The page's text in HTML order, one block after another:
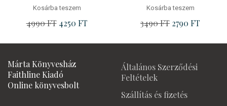
Kosárba teszem
4990FT Original
was:
4250 FTCurrent
is:
Kosárba teszem
3490FT Original
was:
2790 FT
is:
Márta Könyvesház
Faithline Kiadó
Online könyvesbolt
Általános Szerződési
Feltételek
Szállítás és fizetés